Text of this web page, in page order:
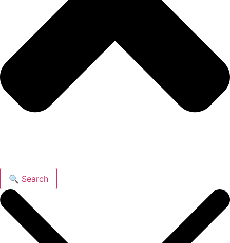
🔍 Search